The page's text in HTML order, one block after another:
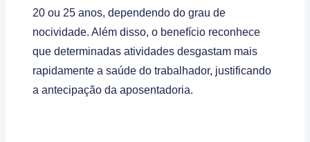
20 ou 25 anos, dependendo do grau de
nocividade. Além disso, o benefício reconhece
que determinadas atividades desgastam mais
rapidamente a saúde do trabalhador, justificando
a antecipação da aposentadoria.